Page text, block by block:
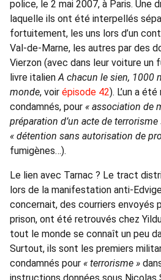
police, le 2 mai 2007, à Paris. Une
laquelle ils ont été interpellés
fortuitement, les uns lors d’un
Val-de-Marne, les autres par des
Vierzon (avec dans leur voiture un
livre italien A chacun le sien, 1000
monde, voir épisode 42). L’un a
condamnés, pour « association de
préparation d’un acte de terrorisme
« détention sans autorisation de
fumigènes…).
Le lien avec Tarnac ? Le tract
lors de la manifestation anti-
concernait, des courriers envoyés
prison, ont été retrouvés chez
tout le monde se connaît un peu
Surtout, ils sont les premiers
condamnés pour « terrorisme »
instructions données sous Nicolas